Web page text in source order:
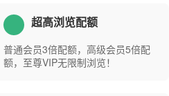
超高浏览配额
普通会员3倍配额，高级会员5倍配
额，至尊VIP无限制浏览！